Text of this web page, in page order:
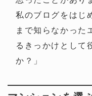
私のブログをはじ
まで知らなかった
るきっかけとして
か？」